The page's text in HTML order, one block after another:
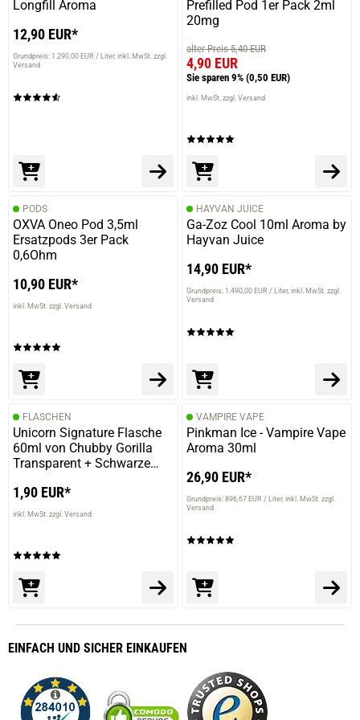
Longfill Aroma
12,90 EUR*
Grundpreis: 1.290,00 EUR / Liter inkl. MwSt. zzgl.
Versand
Prefilled Pod 1er Pack 2ml
20mg
alter Preis 5,40 EUR
4,90 EUR
Sie sparen 9% (0,50 EUR)
inkl. MwSt. zzgl. Versand
PODS
OXVA Oneo Pod 3,5ml
Ersatzpods 3er Pack
0,6Ohm
10,90 EUR*
inkl. MwSt. zzgl. Versand
HAYVAN JUICE
Ga-Zoz Cool 10ml Aroma by
Hayvan Juice
14,90 EUR*
Grundpreis: 1.490,00 EUR / Liter inkl. MwSt. zzgl.
Versand
FLASCHEN
Unicorn Signature Flasche
60ml von Chubby Gorilla
Transparent + Schwarze
1,90 EUR*
inkl. MwSt. zzgl. Versand
VAMPIRE VAPE
Pinkman Ice - Vampire Vape
Aroma 30ml
26,90 EUR*
Grundpreis: 896,67 EUR / Liter inkl. MwSt. zzgl.
Versand
EINFACH UND SICHER EINKAUFEN